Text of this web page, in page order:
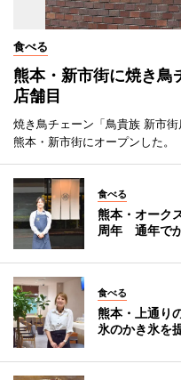
食べる
熊本・新市街に焼き
店舗目
焼き鳥チェーン「鳥貴族 新市街
熊本・新市街にオープンした。
食べる
熊本・オーク
周年 通年で
食べる
熊本・上通り
氷のかき氷を